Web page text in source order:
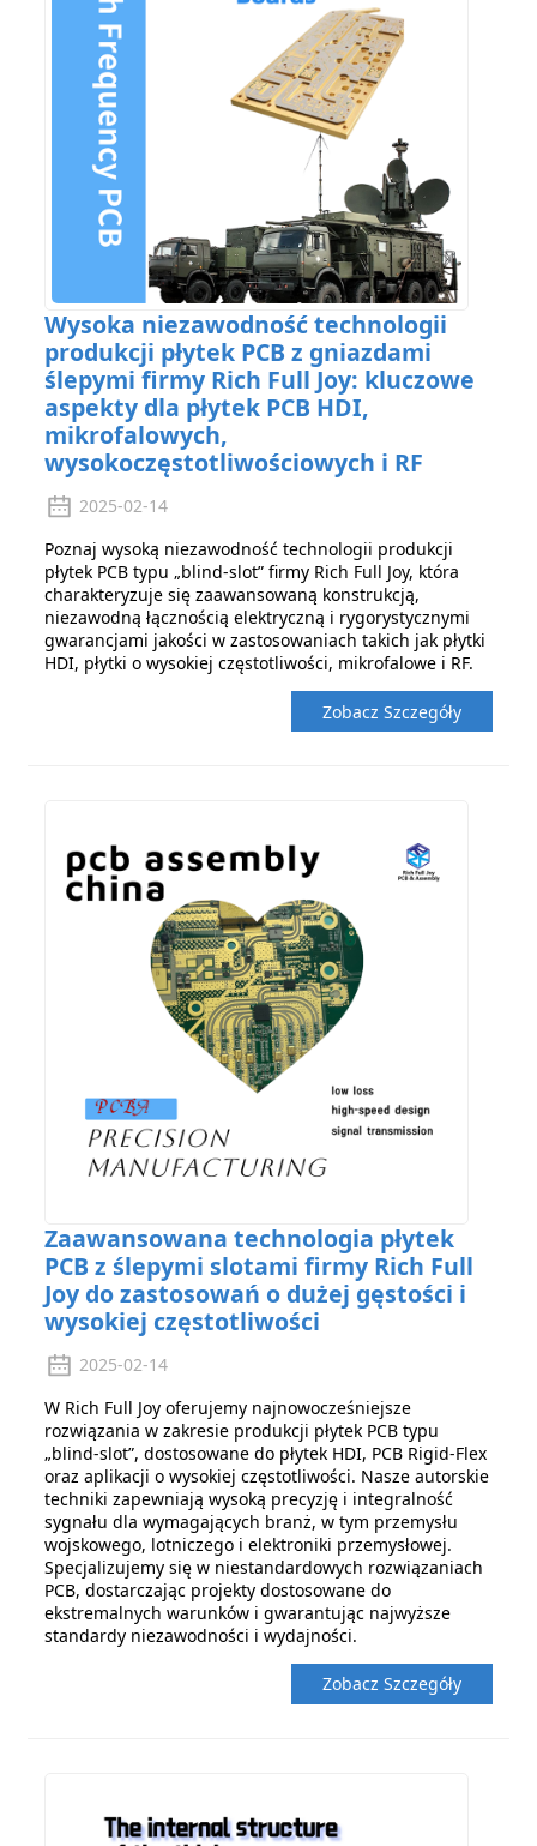
Wysoka niezawodność technologii
produkcji płytek PCB z gniazdami
ślepymi firmy Rich Full Joy: kluczowe
aspekty dla płytek PCB HDI,
mikrofalowych,
wysokoczęstotliwościowych i RF
2025-02-14
Poznaj wysoką niezawodność technologii produkcji
płytek PCB typu „blind-slot” firmy Rich Full Joy, która
charakteryzuje się zaawansowaną konstrukcją,
niezawodną łącznością elektryczną i rygorystycznymi
gwarancjami jakości w zastosowaniach takich jak płytki
HDI, płytki o wysokiej częstotliwości, mikrofalowe i RF.
Zobacz Szczegóły
Zaawansowana technologia płytek
PCB z ślepymi slotami firmy Rich Full
Joy do zastosowań o dużej gęstości i
wysokiej częstotliwości
2025-02-14
W Rich Full Joy oferujemy najnowocześniejsze
rozwiązania w zakresie produkcji płytek PCB typu
„blind-slot”, dostosowane do płytek HDI, PCB Rigid-Flex
oraz aplikacji o wysokiej częstotliwości. Nasze autorskie
techniki zapewniają wysoką precyzję i integralność
sygnału dla wymagających branż, w tym przemysłu
wojskowego, lotniczego i elektroniki przemysłowej.
Specjalizujemy się w niestandardowych rozwiązaniach
PCB, dostarczając projekty dostosowane do
ekstremalnych warunków i gwarantując najwyższe
standardy niezawodności i wydajności.
Zobacz Szczegóły